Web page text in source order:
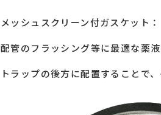
メッシュスクリーン付ガスケット：
配管のフラッシング等に最適な
トラップの後方に配置することで